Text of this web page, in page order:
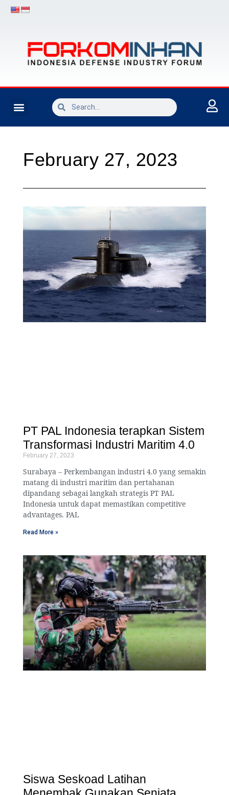
February 27, 2023
PT PAL Indonesia terapkan Sistem
Transformasi Industri Maritim 4.0
February 27, 2023
Surabaya – Perkembangan industri 4.0 yang semakin
matang di industri maritim dan pertahanan
dipandang sebagai langkah strategis PT PAL
Indonesia untuk dapat memastikan competitive
advantages. PAL
Read More »
Siswa Seskoad Latihan